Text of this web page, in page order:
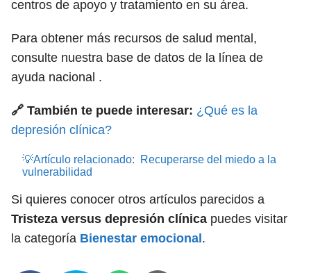
centros de apoyo y tratamiento en su área.
Para obtener más recursos de salud mental,
consulte nuestra base de datos de la línea de
ayuda nacional .
🔗 También te puede interesar: ¿Qué es la
depresión clínica?
💡Artículo relacionado:
Recuperarse del miedo a la
vulnerabilidad
Si quieres conocer otros artículos parecidos a
Tristeza versus depresión clínica puedes visitar
la categoría Bienestar emocional .